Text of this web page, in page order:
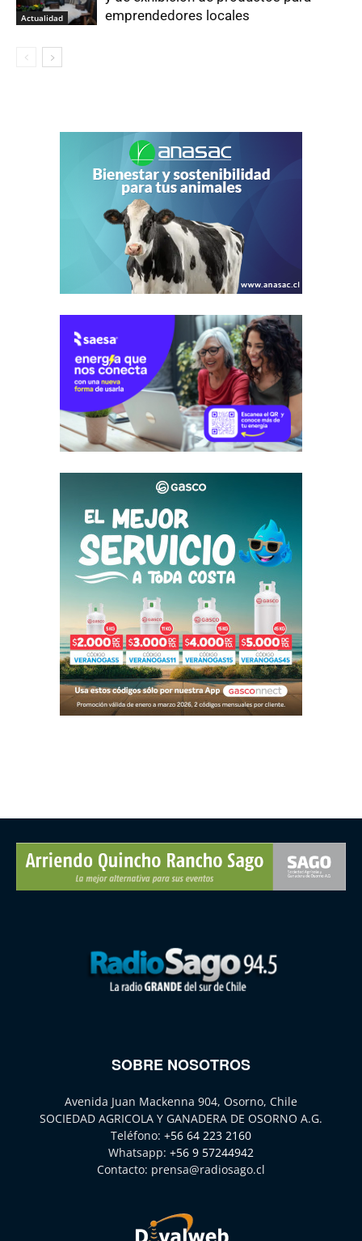
Actualidad
emprendedores locales
SOBRE NOSOTROS
Avenida Juan Mackenna 904, Osorno, Chile
SOCIEDAD AGRICOLA Y GANADERA DE OSORNO A.G.
Teléfono: +56 64 223 2160
Whatsapp: +56 9 57244942
Contacto: prensa@radiosago.cl